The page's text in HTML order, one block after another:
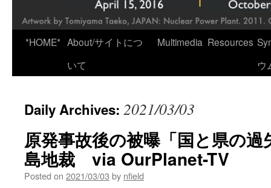
*HOME* About/サイトにつ
いて
Multimedia Resources
ウ
Daily Archives: 2021/03/03
原発事故後の被曝「国と県の
島地裁 via OurPlanet-TV
Posted on 2021/03/03 by nfield